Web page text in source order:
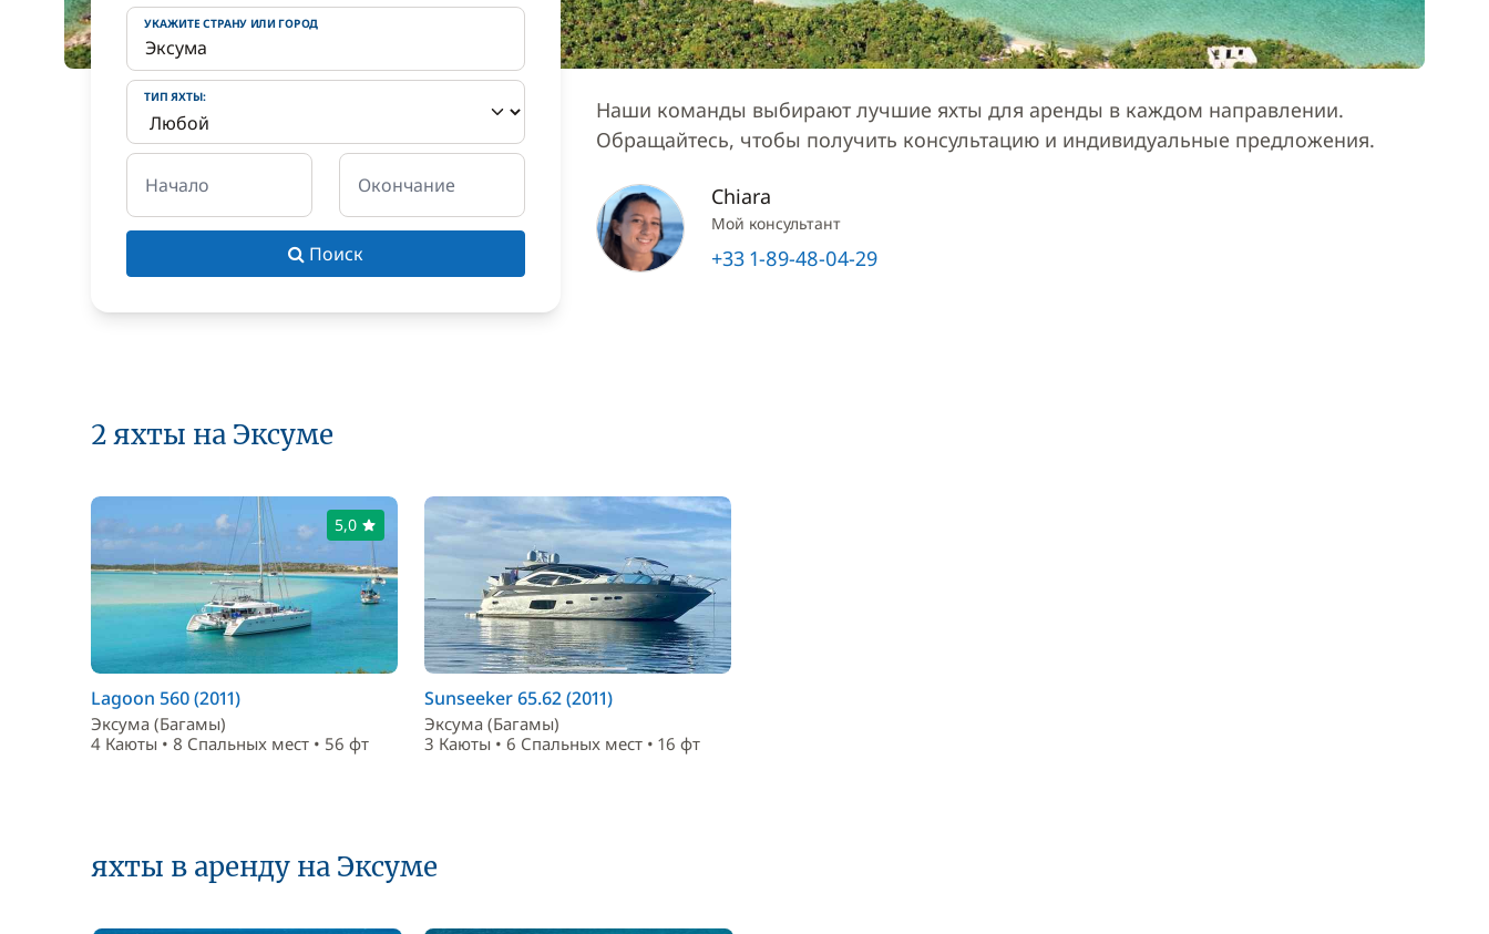
УКАЖИТЕ СТРАНУ ИЛИ ГОРОД
ТИП ЯХТЫ:
Начало Окончание
Поиск
Наши команды выбирают лучшие яхты для аренды в каждом направлении.
Обращайтесь, чтобы получить консультацию и индивидуальные предложения.
Chiara
Мой консультант
+33 1-89-48-04-29
2 яхты на Эксуме
5,0
Lagoon 560 (2011)
Эксума (Багамы)
4 Каюты • 8 Спальныx мест • 56 фт
Sunseeker 65.62 (2011)
Эксума (Багамы)
3 Каюты • 6 Спальныx мест • 16 фт
яхты в аренду на Эксуме